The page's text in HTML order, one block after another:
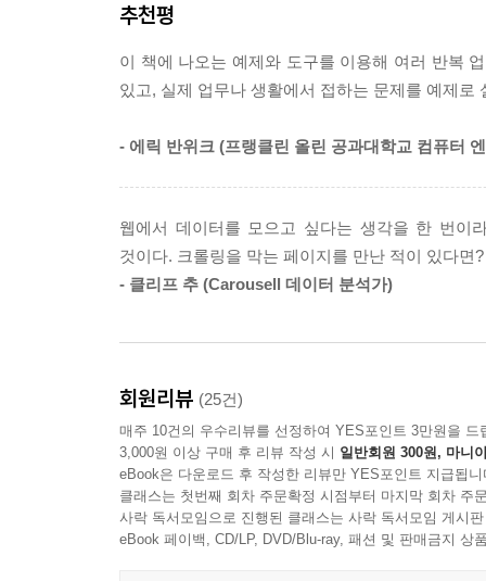
API를 이용한 수집, 데이터를 MySQL로 저장하는
연결될까요?) 문제를 풀어보는 예제도 있습니다.
2부는 웹 크롤링을 둘러싼 더욱 흥미로운 주제
(테서랙트), 웹사이트 테스트(unittest), 원격 크롤
자동 가입 방지 문자를 우회하는 데 유용하며,
오늘날 데이터가 넘쳐나는 웹에서 웹 크롤러로
나머지는 이 책에서 배울 수 있습니다. 웹 크롤링
믿습니다. 복잡 다양한 웹 세상에서 우아하게 데
추천평
이 책에 나오는 예제와 도구를 이용해 여러 반복
있고, 실제 업무나 생활에서 접하는 문제를 예제로
- 에릭 반위크 (프랭클린 올린 공과대학교 컴퓨터
웹에서 데이터를 모으고 싶다는 생각을 한 번이
것이다. 크롤링을 막는 페이지를 만난 적이 있다면
- 클리프 추 (Carousell 데이터 분석가)
회원리뷰 (25건)
매주 10건의 우수리뷰를 선정하여 YES포인트 3만원을 드
3,000원 이상 구매 후 리뷰 작성 시 일반회원 300원, 마니
eBook은 다운로드 후 작성한 리뷰만 YES포인트 지급됩니
클래스는 첫번째 회차 주문확정 시점부터 마지막 회차 주
사락 독서모임으로 진행된 클래스는 사락 독서모임 게시
eBook 페이백, CD/LP, DVD/Blu-ray, 패션 및 판매금지 상